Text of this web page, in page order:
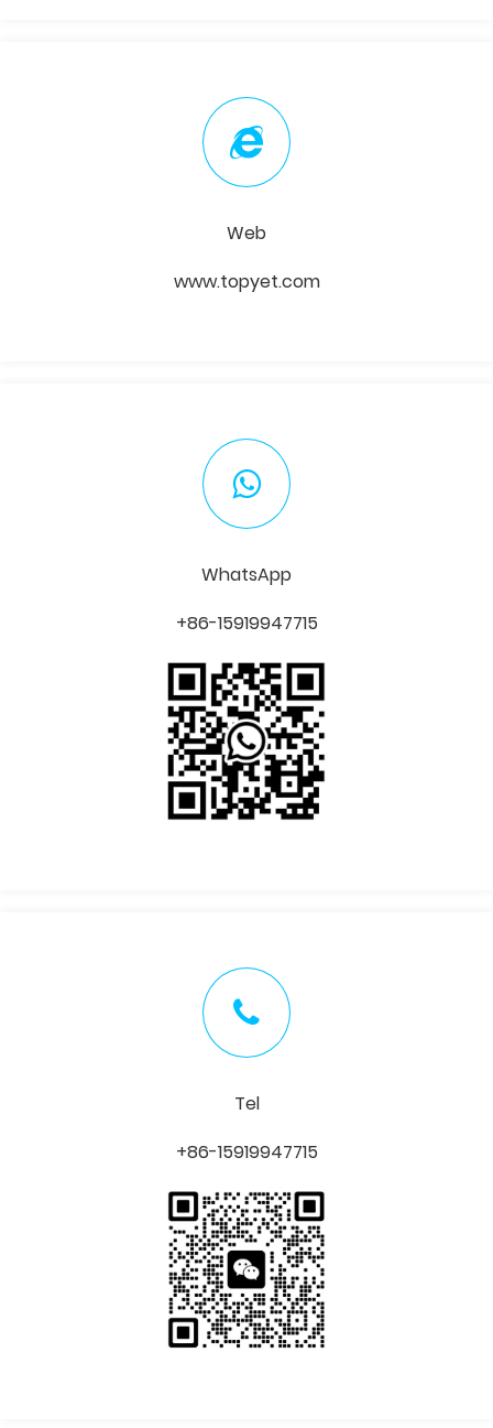
Web
www.topyet.com
WhatsApp
+86-15919947715
Tel
+86-15919947715